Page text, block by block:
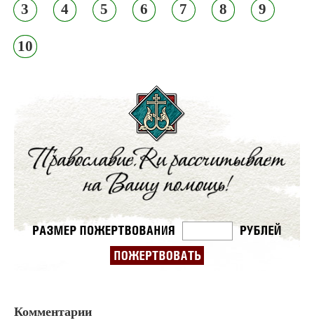
3 4 5 6 7 8 9
10
Комментарии